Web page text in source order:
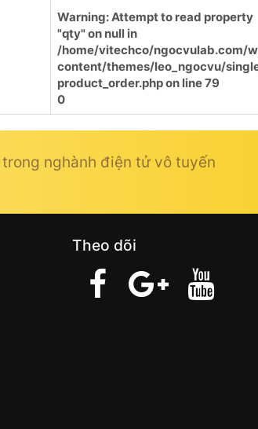
Warning: Attempt to read property
"qty" on null in
/home/vitechco/ngocvulab.com/
content/themes/leo_ngocvu/
product_order.phpon line79
0
nghành điện tử vô tuyến
Theo dõi